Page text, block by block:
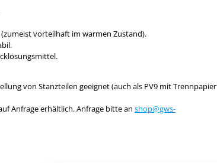
vorteilhaft im warmen Zustand).
von Stanzteilen geeignet (auch als PV9 mit Trennpapier
Anfrage erhältlich. Anfrage bitte an shop@gws-